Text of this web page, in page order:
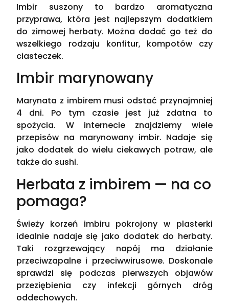
Imbir suszony to bardzo aromatyczna
przyprawa, która jest najlepszym dodatkiem
do zimowej herbaty. Można dodać go też do
wszelkiego rodzaju konfitur, kompotów czy
ciasteczek.
Imbir marynowany
Marynata z imbirem musi odstać przynajmniej
4 dni. Po tym czasie jest już zdatna to
spożycia. W internecie znajdziemy wiele
przepisów na marynowany imbir. Nadaje się
jako dodatek do wielu ciekawych potraw, ale
także do sushi.
Herbata z imbirem — na co
pomaga?
Świeży korzeń imbiru pokrojony w plasterki
idealnie nadaje się jako dodatek do herbaty.
Taki rozgrzewający napój ma działanie
przeciwzapalne i przeciwwirusowe. Doskonale
sprawdzi się podczas pierwszych objawów
przeziębienia czy infekcji górnych dróg
oddechowych.